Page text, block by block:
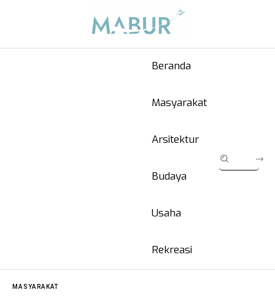
Beranda
Masyarakat
Arsitektur
Budaya
Usaha
Rekreasi
MASYARAKAT